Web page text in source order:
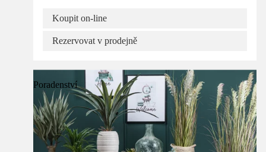
Koupit on-line
Rezervovat v prodejně
Poradenství